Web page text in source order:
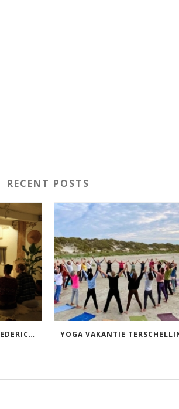
RECENT POSTS
MANTRA ZINGEN MET DIEDERICK IN LEEUWARDEN VRIJDAG 12 JUNI KIRTAN